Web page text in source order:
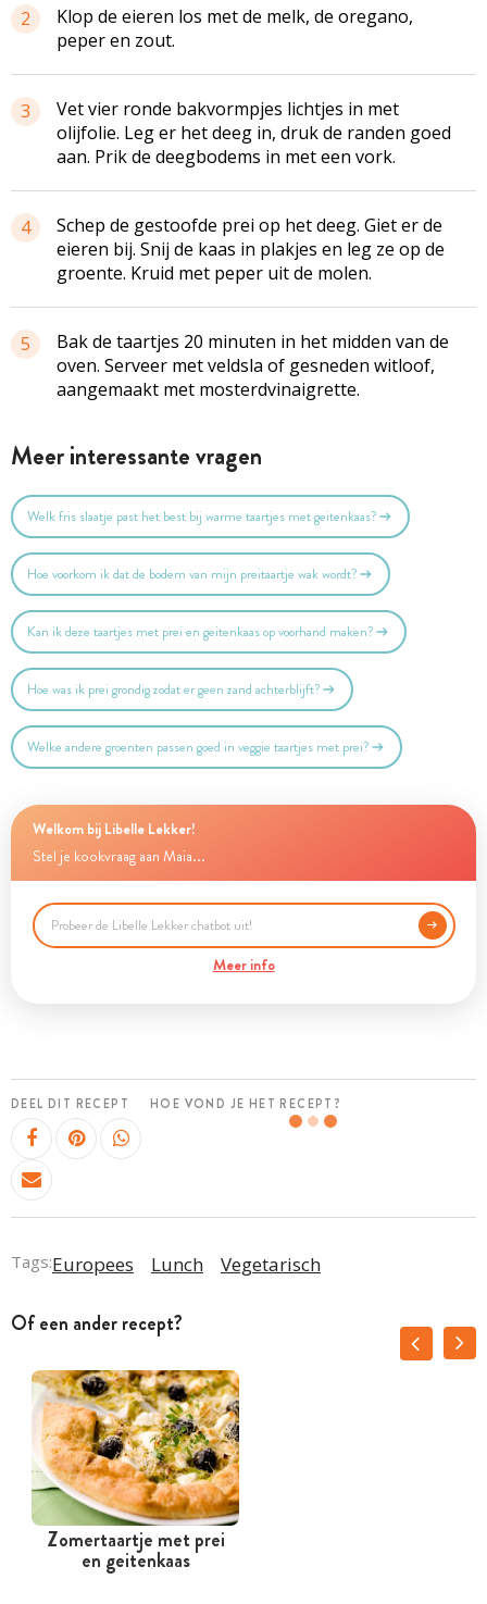
2
Klop de eieren los met de melk, de oregano,
peper en zout.
3
Vet vier ronde bakvormpjes lichtjes in met
olijfolie. Leg er het deeg in, druk de randen goed
aan. Prik de deegbodems in met een vork.
4
Schep de gestoofde prei op het deeg. Giet er de
eieren bij. Snij de kaas in plakjes en leg ze op de
groente. Kruid met peper uit de molen.
5
Bak de taartjes 20 minuten in het midden van de
oven. Serveer met veldsla of gesneden witloof,
aangemaakt met mosterdvinaigrette.
Meer interessante vragen
Welk fris slaatje past het best bij warme taartjes met geitenkaas?
Hoe voorkom ik dat de bodem van mijn preitaartje wak wordt?
Kan ik deze taartjes met prei en geitenkaas op voorhand maken?
Hoe was ik prei grondig zodat er geen zand achterblijft?
Welke andere groenten passen goed in veggie taartjes met prei?
Welkom bij Libelle Lekker!
Stel je kookvraag aan Maia...
Meer info
DEEL DIT RECEPT HOE VOND JE HET RECEPT?
Tags:Europees Lunch Vegetarisch
Of een ander recept?
Zomertaartje met prei
en geitenkaas